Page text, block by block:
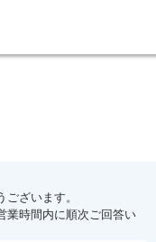
ざいます。
業時間内に順次ご回答い